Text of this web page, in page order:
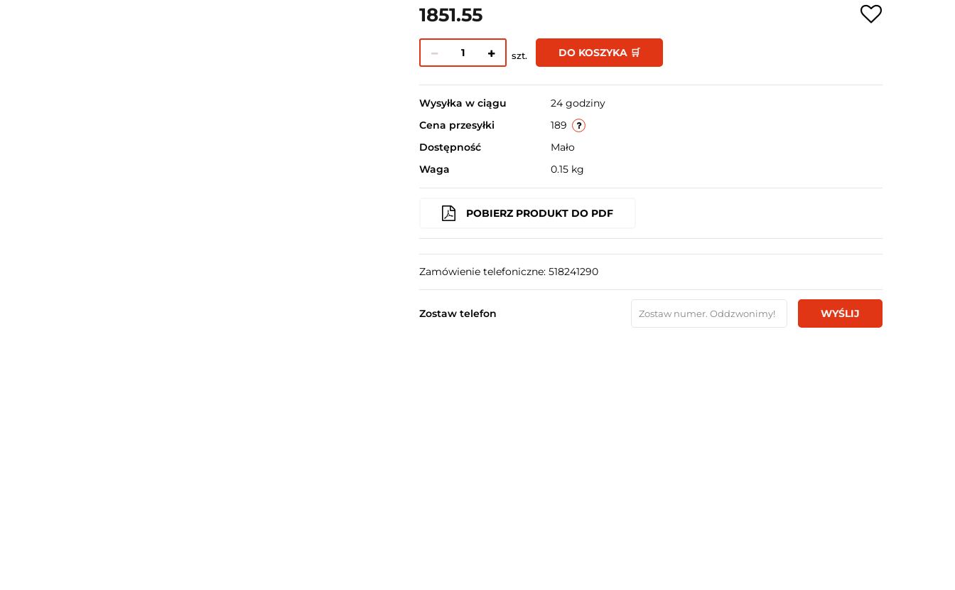
1851.55
szt. DO KOSZYKA 🛒
Wysyłka w ciągu
24 godziny
Cena przesyłki
189
Dostępność
Mało
Waga
0.15 kg
POBIERZ PRODUKT DO PDF
Zamówienie telefoniczne: 518241290
Zostaw telefon WYŚLIJ